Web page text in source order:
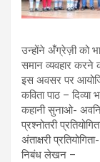
उन्होंने अँग्रेज़ी को
समान व्यवहार करने
इस अवसर पर
कविता पाठ – दिव्या
कहानी सुनाओ-
प्रश्नोतरी
अंताक्षरी
निबंध लेखन –